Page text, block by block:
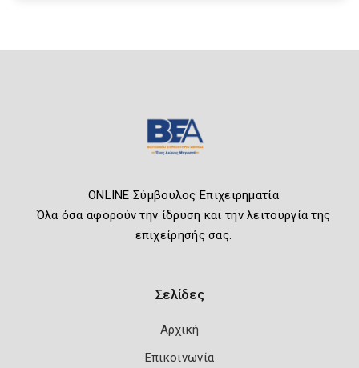
ONLINE Σύμβουλος Επιχειρηματία
Όλα όσα αφορούν την ίδρυση και την λειτουργία της
επιχείρησής σας.
Σελίδες
Αρχική
Επικοινωνία